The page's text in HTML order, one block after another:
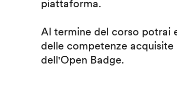
piattaforma.
Al termine del corso potrai
delle competenze
dell'Open Badge.